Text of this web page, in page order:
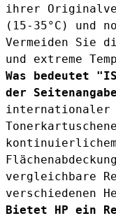
ihrer
(15-35°C) und
Vermeiden Sie
und extreme
Was bedeutet
der
internationaler
vergleichbare
verschiedenen
Bietet HP ein